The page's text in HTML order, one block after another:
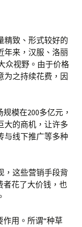
精致、形式较好的
来，汉服、洛丽
众视野。由于价格
为之持续花费，因
模在200多亿元，
大的商机，让许多
与线下推广等多种
，这些营销手段背
者花了大价钱，也
作用。所谓“种草